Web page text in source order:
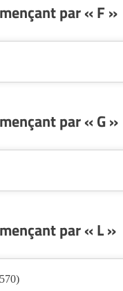
par « F »
par « G »
par « L »